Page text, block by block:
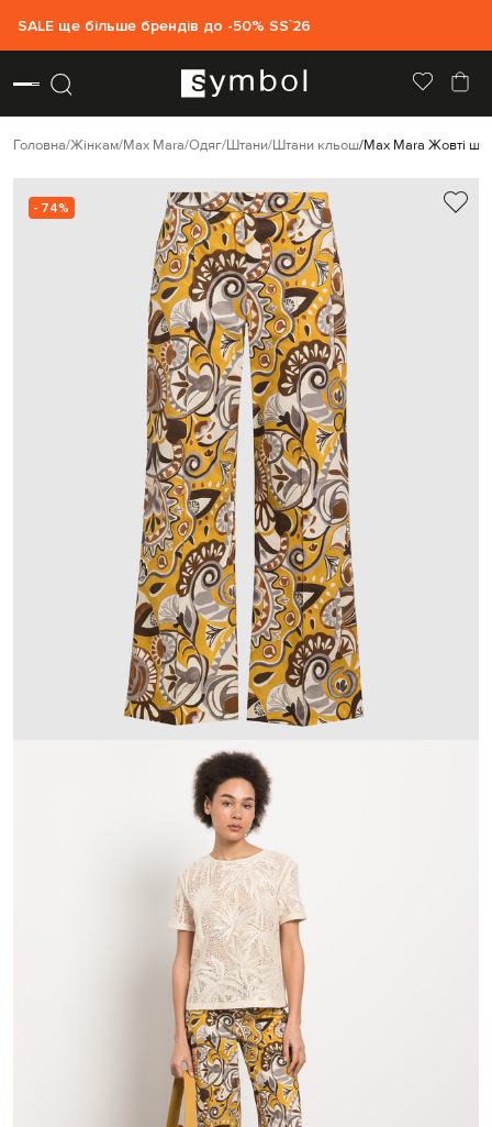
SALE ще більше брендів до -50% SS`26
Головна Жінкам Max Mara Одяг Штани Штани кльош Max Mara Жовті
- 74%